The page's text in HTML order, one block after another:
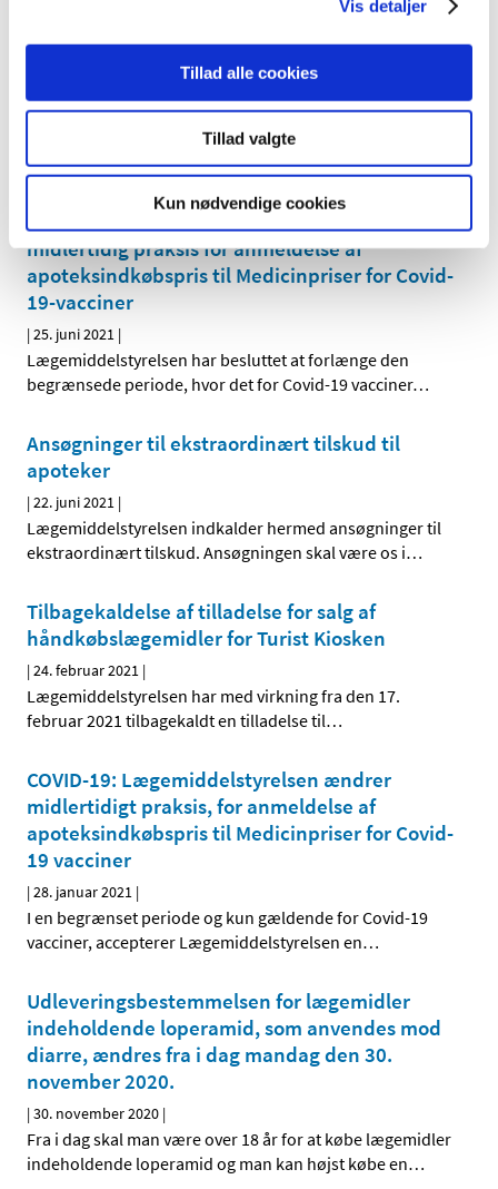
Vis detaljer
Tillad alle cookies
Tillad valgte
Kun nødvendige cookies
Tilbagekaldelse af tilladelse for salg af
håndkøbslægemidler for Mimers Kiosken
|20. august 2021|
Lægemiddelstyrelsen har med virkning fra den 19. august
2021 tilbagekaldt en tilladelse til detailforhandling af…
COVID-19: Lægemiddelstyrelsen forlænger
midlertidig praksis for anmeldelse af
apoteksindkøbspris til Medicinpriser for Covid-
19-vacciner
|25. juni 2021 |
Lægemiddelstyrelsen har besluttet at forlænge den
begrænsede periode, hvor det for Covid-19 vacciner…
Ansøgninger til ekstraordinært tilskud til
apoteker
|22. juni 2021 |
Lægemiddelstyrelsen indkalder hermed ansøgninger til
ekstraordinært tilskud. Ansøgningen skal være os i…
Tilbagekaldelse af tilladelse for salg af
håndkøbslægemidler for Turist Kiosken
|24. februar 2021 |
Lægemiddelstyrelsen har med virkning fra den 17.
februar 2021 tilbagekaldt en tilladelse til…
COVID-19: Lægemiddelstyrelsen ændrer
midlertidigt praksis, for anmeldelse af
apoteksindkøbspris til Medicinpriser for Covid-
19 vacciner
|28. januar 2021 |
I en begrænset periode og kun gældende for Covid-19
vacciner, accepterer Lægemiddelstyrelsen en…
Udleveringsbestemmelsen for lægemidler
indeholdende loperamid, som anvendes mod
diarre, ændres fra i dag mandag den 30.
november 2020.
|30. november 2020 |
Fra i dag skal man være over 18 år for at købe lægemidler
indeholdende loperamid og man kan højst købe en…